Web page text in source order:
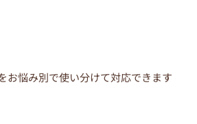
お悩み別で使い分けて対応できます